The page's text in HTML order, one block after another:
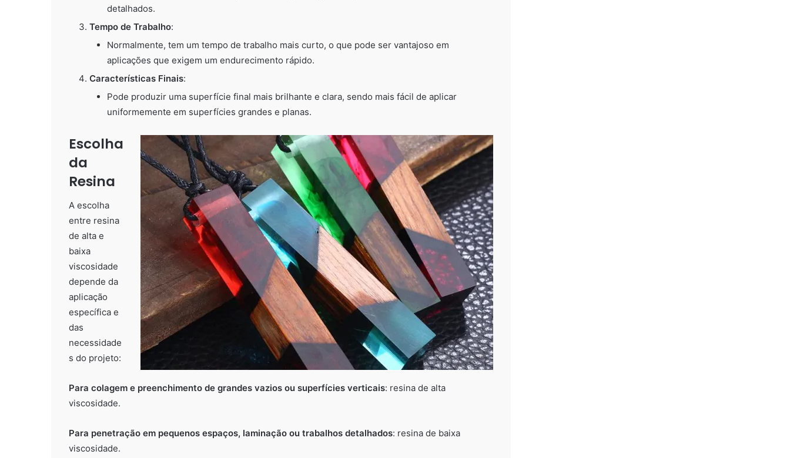
detalhados.
Tempo de Trabalho:
Normalmente, tem um tempo de trabalho mais curto, o que pode ser vantajoso em
aplicações que exigem um endurecimento rápido.
Características Finais:
Pode produzir uma superfície final mais brilhante e clara, sendo mais fácil de aplicar
uniformemente em superfícies grandes e planas.
Escolha
da
Resina
A escolha
entre resina
de alta e
baixa
viscosidade
depende da
aplicação
específica e
das
necessidade
s do projeto:
Para colagem e preenchimento de grandes vazios ou superfícies verticais: resina de alta
viscosidade.
Para penetração em pequenos espaços, laminação ou trabalhos detalhados: resina de baixa
viscosidade.